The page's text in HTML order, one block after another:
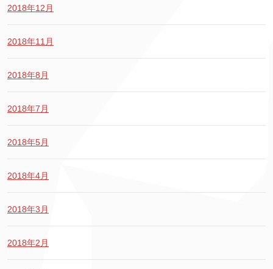
2018年12月
2018年11月
2018年8月
2018年7月
2018年5月
2018年4月
2018年3月
2018年2月